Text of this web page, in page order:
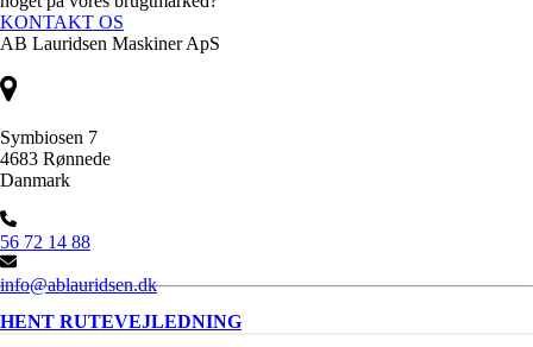
KONTAKT OS
AB Lauridsen Maskiner ApS
Symbiosen 7
4683 Rønnede
Danmark
56 72 14 88
info@ablauridsen.dk
HENT RUTEVEJLEDNING